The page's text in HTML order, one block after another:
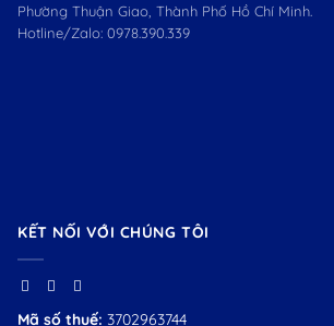
Phường Thuận Giao, Thành Phố Hồ Chí Minh.
Hotline/Zalo: 0978.390.339
KẾT NỐI VỚI CHÚNG TÔI
Mã số thuế: 3702963744